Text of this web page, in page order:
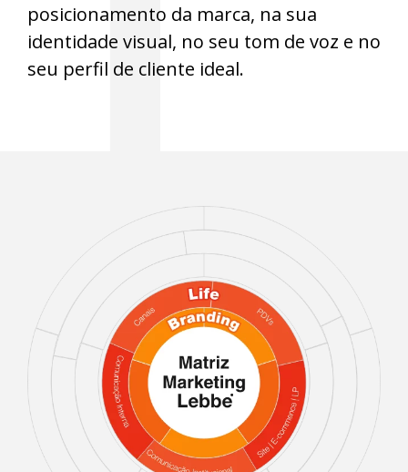
posicionamento da marca, na sua
identidade visual, no seu tom de voz e no
seu perfil de cliente ideal.